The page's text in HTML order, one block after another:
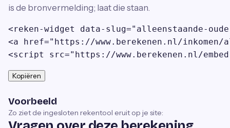
is de bronvermelding; laat die staan.
<reken-widget data-slug="alleenstaande-
<a href="https://www.berekenen.nl/inkomen/
<script src="https://www.berekenen.nl/
Kopiëren
Voorbeeld
Zo ziet de ingesloten rekentool eruit op je site: